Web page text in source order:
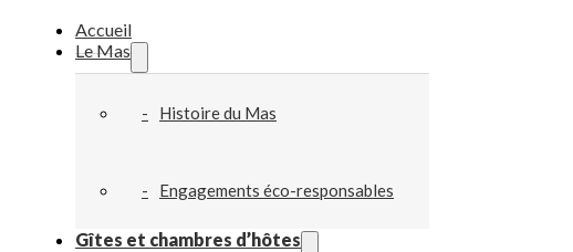
Accueil
Le Mas
Histoire du Mas
Engagements éco-responsables
Gîtes et chambres d’hôtes